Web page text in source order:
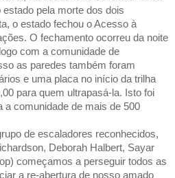
estado pela morte dos dois
o estado fechou o Acesso à
O fechamento ocorreu da noite
com a comunidade de
as paredes também foram
e uma placa no início da trilha
para quem ultrapasá-la. Isto foi
a comunidade de mais de 500
de escaladores reconhecidos,
Deborah Halbert, Sayar
começamos a perseguir todos as
a re-abertura de nosso amado